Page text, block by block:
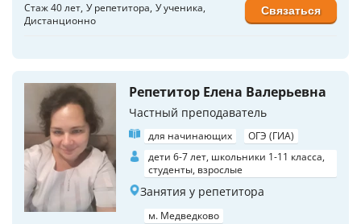
Стаж 40 лет У репетитора У ученика
Дистанционно
Связаться
Репетитор Елена Валерьевна
Частный преподаватель
для начинающих
ОГЭ (ГИА)
дети 6-7 лет, школьники 1-11 класса,
студенты, взрослые
Занятия у репетитора
м. Медведково